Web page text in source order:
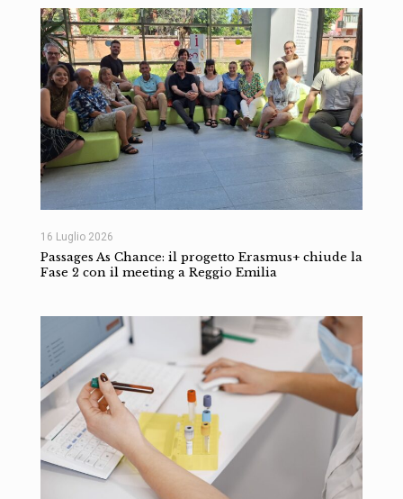
16 Luglio 2026
Passages As Chance: il progetto Erasmus+ chiude la
Fase 2 con il meeting a Reggio Emilia